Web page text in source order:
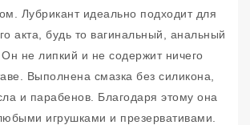
Лубрикант идеально подходит для
акта, будь то вагинальный, анальный
не липкий и не содержит ничего
Выполнена смазка без силикона,
и парабенов. Благодаря этому она
игрушками и презервативами.